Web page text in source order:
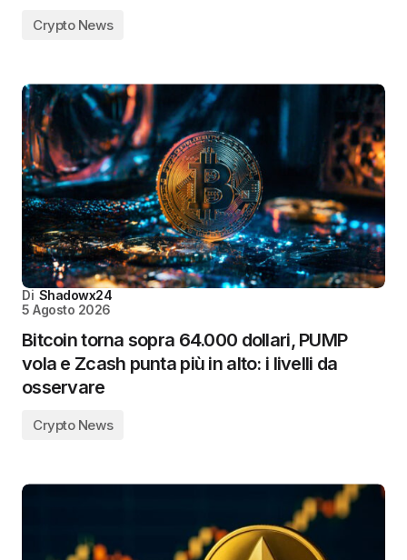
Crypto News
Di Shadowx24
5 Agosto 2026
Bitcoin torna sopra 64.000 dollari, PUMP
vola e Zcash punta più in alto: i livelli da
osservare
Crypto News